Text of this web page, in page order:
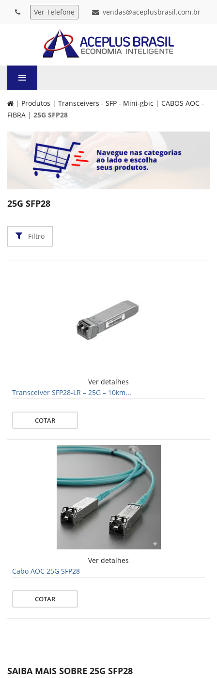
vendas@aceplusbrasil.com.br
| Produtos | Transceivers - SFP - Mini-gbic | CABOS AOC -
FIBRA | 25G SFP28
25G SFP28
Filtro
Ver detalhes
Transceiver SFP28-LR – 25G – 10km...
COTAR
Ver detalhes
Cabo AOC 25G SFP28
COTAR
SAIBA MAIS SOBRE 25G SFP28